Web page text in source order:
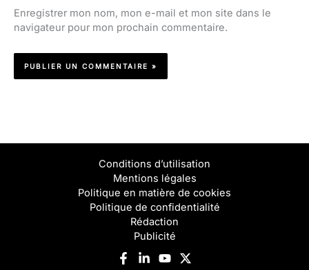
Enregistrer mon nom, mon e-mail et mon site dans le
navigateur pour mon prochain commentaire.
Conditions d’utilisation
Mentions légales
Politique en matière de cookies
Politique de confidentialité
Rédaction
Publicité